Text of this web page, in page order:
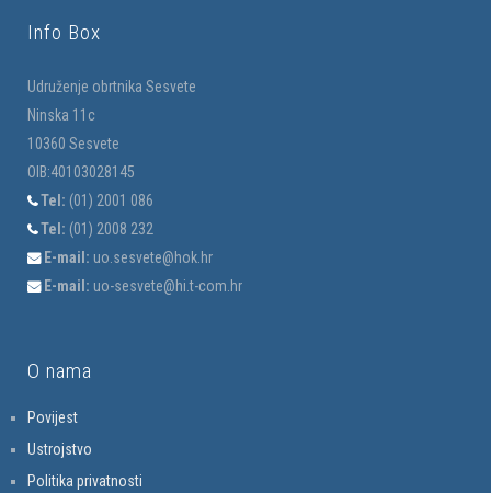
Info Box
Udruženje obrtnika Sesvete
Ninska 11c
10360 Sesvete
OIB:40103028145
Tel: (01) 2001 086
Tel: (01) 2008 232
E-mail: uo.sesvete@hok.hr
E-mail: uo-sesvete@hi.t-com.hr
O nama
Povijest
Ustrojstvo
Politika privatnosti